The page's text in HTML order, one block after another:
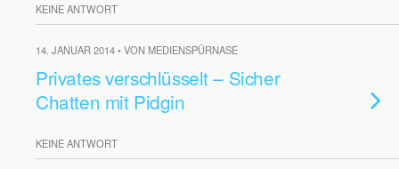
KEINE ANTWORT
14. JANUAR 2014 • VON MEDIENSPÜRNASE
Privates verschlüsselt – Sicher
Chatten mit Pidgin
KEINE ANTWORT